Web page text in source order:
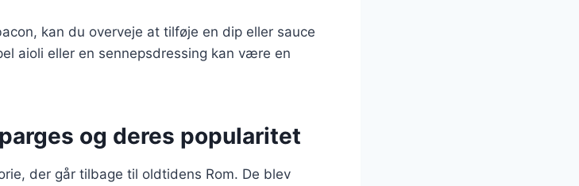
kan du overveje at tilføje en dip eller sauce
aioli eller en sennepsdressing kan være en
og deres popularitet
der går tilbage til oldtidens Rom. De blev